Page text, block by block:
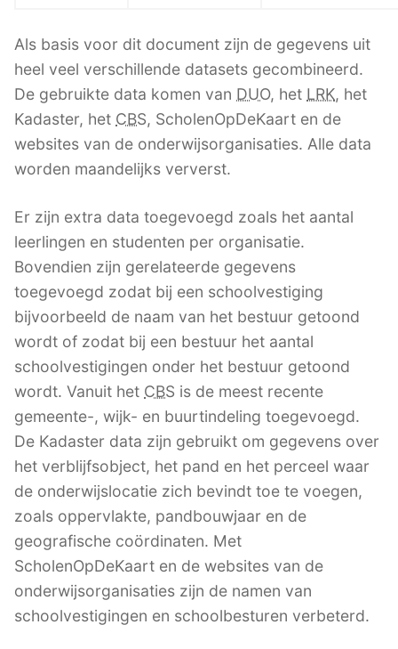
Als basis voor dit document zijn de gegevens uit
heel veel verschillende datasets gecombineerd.
De gebruikte data komen van DUO, het LRK, het
Kadaster, het CBS, ScholenOpDeKaart en de
websites van de onderwijsorganisaties. Alle data
worden maandelijks ververst.
Er zijn extra data toegevoegd zoals het aantal
leerlingen en studenten per organisatie.
Bovendien zijn gerelateerde gegevens
toegevoegd zodat bij een schoolvestiging
bijvoorbeeld de naam van het bestuur getoond
wordt of zodat bij een bestuur het aantal
schoolvestigingen onder het bestuur getoond
wordt. Vanuit het CBS is de meest recente
gemeente-, wijk- en buurtindeling toegevoegd.
De Kadaster data zijn gebruikt om gegevens over
het verblijfsobject, het pand en het perceel waar
de onderwijslocatie zich bevindt toe te voegen,
zoals oppervlakte, pandbouwjaar en de
geografische coördinaten. Met
ScholenOpDeKaart en de websites van de
onderwijsorganisaties zijn de namen van
schoolvestigingen en schoolbesturen verbeterd.